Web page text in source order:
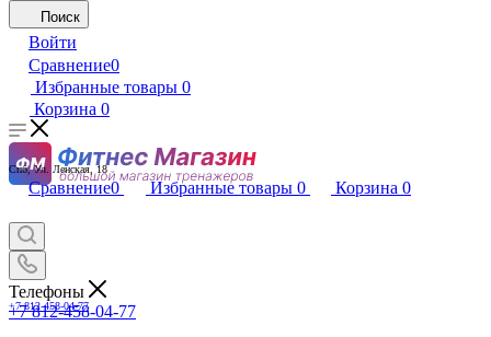
Поиск
Войти
Сравнение0
Избранные товары 0
Корзина 0
Спб, Ул. Ленская, 18
Сравнение0 Избранные товары 0 Корзина 0
+7 812-458-04-77
Телефоны
+7 812-458-04-77